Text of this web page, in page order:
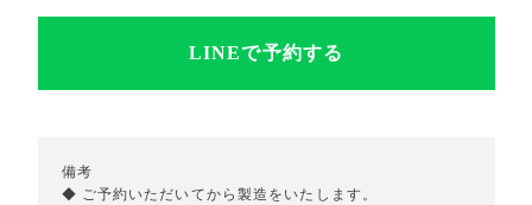
LINEで予約する
備考
◆ ご予約いただいてから製造をいたします。